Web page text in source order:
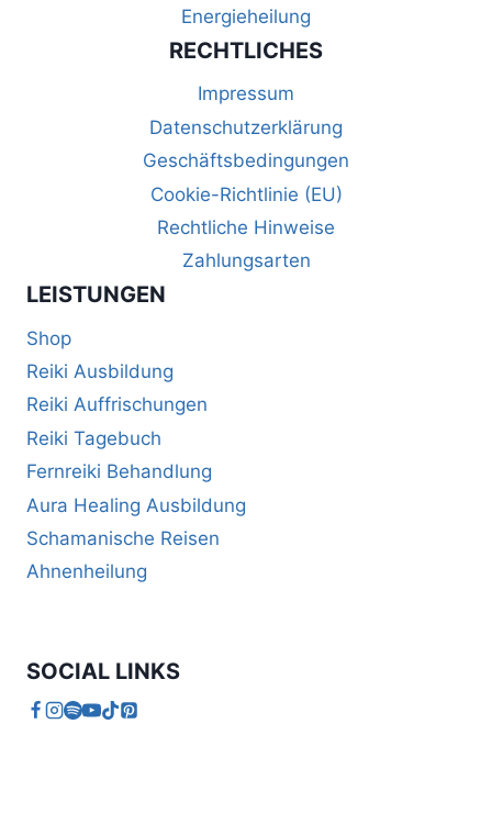
Energieheilung
RECHTLICHES
Impressum
Datenschutzerklärung
Geschäftsbedingungen
Cookie-Richtlinie (EU)
Rechtliche Hinweise
Zahlungsarten
LEISTUNGEN
Shop
Reiki Ausbildung
Reiki Auffrischungen
Reiki Tagebuch
Fernreiki Behandlung
Aura Healing Ausbildung
Schamanische Reisen
Ahnenheilung
SOCIAL LINKS